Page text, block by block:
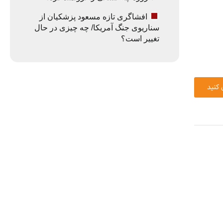
کنید
افشاگری تازه مسعود پزشکیان از
سناریوی جنگ آمریکا/ چه چیزی در حال
تغییر است؟